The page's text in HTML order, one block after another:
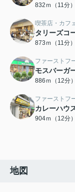
832ｍ（11分）
喫茶店・カフ
タリーズコ
873ｍ（11分）
ファーストフ
モスバーガ
886ｍ（12分）
ファーストフ
カレーハウ
904ｍ（12分）
地図